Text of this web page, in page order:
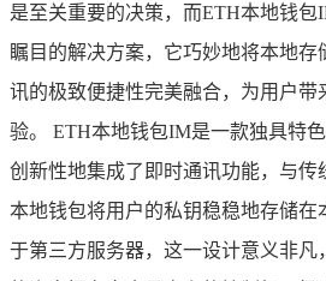
是至关重要的决策，而ETH本地钱包
瞩目的解决方案，它巧妙地将本地存
讯的极致便捷性完美融合，为用户带
验。 ETH本地钱包IM是一款独具特
创新性地集成了即时通讯功能，与传
本地钱包将用户的私钥稳稳地存储在
于第三方服务器，这一设计意义非凡